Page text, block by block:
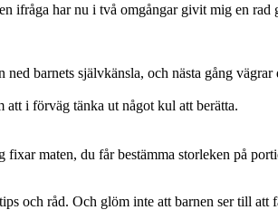
har nu i två omgångar givit mig en rad
barnets självkänsla, och nästa gång
i förväg tänka ut något kul att berätta.
maten, du får bestämma storleken på
och råd. Och glöm inte att barnen ser till